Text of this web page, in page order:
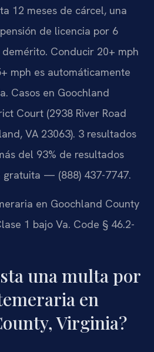
12 meses de cárcel, una
de licencia por 6
Conducir 20+ mph
mph es automáticamente
Casos en Goochland
Court (2938 River Road
VA 23063). 3 resultados
del 93% de resultados
gratuita — (888) 437-7747.
en Goochland County
1 bajo Va. Code § 46.2-
una multa por
en
Virginia?